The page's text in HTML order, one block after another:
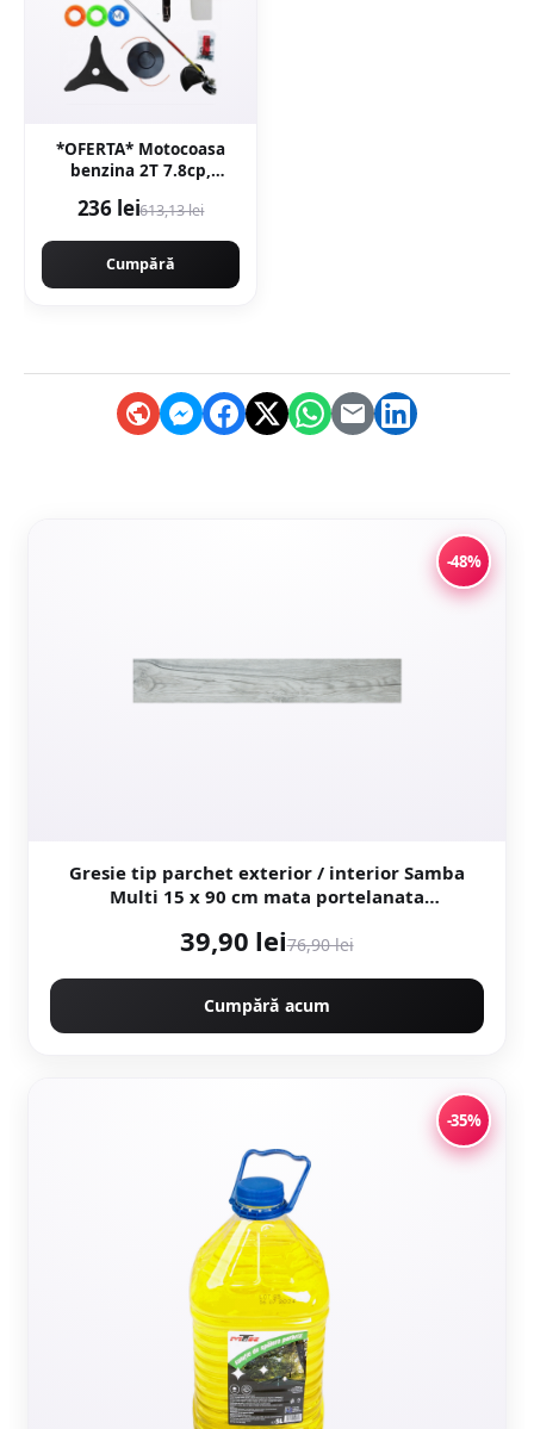
*OFERTA* Motocoasa
benzina 2T 7.8cp,
accesorii incluse,
236 lei613,13 lei
Cumpără
-48%
Gresie tip parchet exterior / interior Samba
Multi 15 x 90 cm mata portelanata
39,90 lei76,90 lei
Cumpără acum
-35%